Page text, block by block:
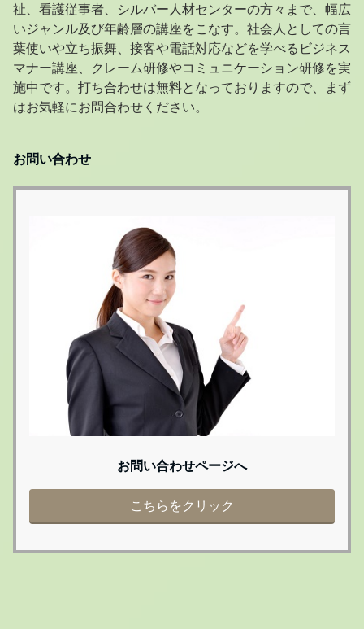
祉、看護従事者、シルバー人材センターの方々まで、幅広
いジャンル及び年齢層の講座をこなす。社会人としての言
葉使いや立ち振舞、接客や電話対応などを学べるビジネス
マナー講座、クレーム研修やコミュニケーション研修を実
施中です。打ち合わせは無料となっておりますので、まず
はお気軽にお問合わせください。
お問い合わせ
お問い合わせページへ
こちらをクリック